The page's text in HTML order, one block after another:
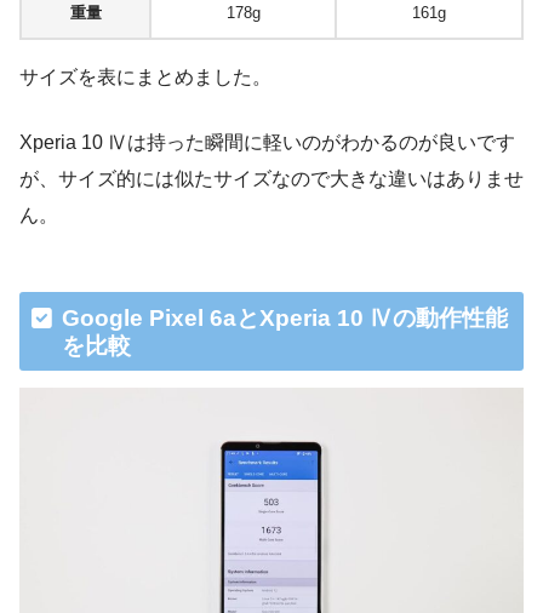
重量 178g 161g
サイズを表にまとめました。
Xperia 10 Ⅳは持った瞬間に軽いのがわかるのが良いです
が、サイズ的には似たサイズなので大きな違いはありませ
ん。
Google Pixel 6aとXperia 10 Ⅳの動作性能
を比較